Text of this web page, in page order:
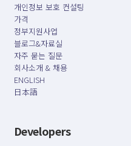
개인정보 보호 컨설팅
가격
정부지원사업
블로그&자료실
자주 묻는 질문
회사소개 & 채용
ENGLISH
日本語
Developers